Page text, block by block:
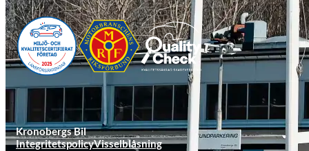
Kronobergs Bil
IntegritetspolicyVisselblåsning